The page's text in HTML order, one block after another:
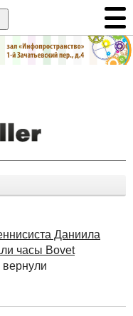
Даниила
часы Bovet